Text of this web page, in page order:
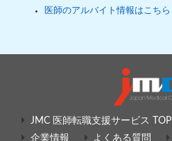
医師のアルバイト情報はこちら
JMC 医師転職支援サービス TOP
企業情報
よくある質問